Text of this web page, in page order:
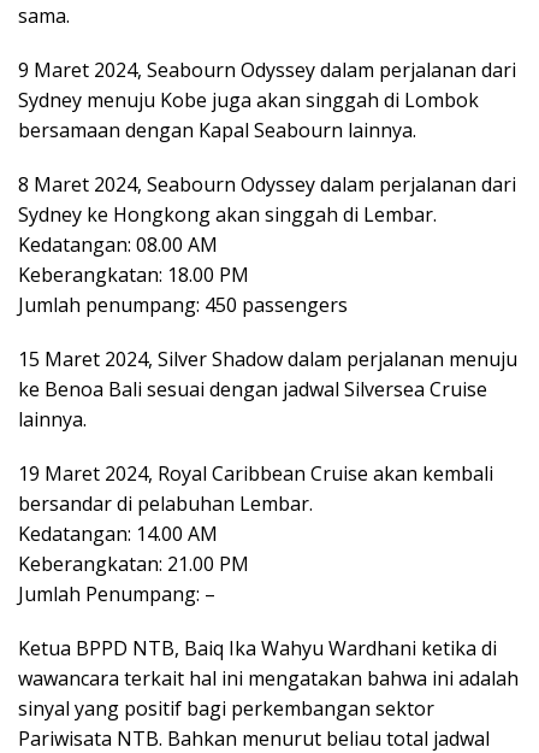
sama.
9 Maret 2024, Seabourn Odyssey dalam perjalanan dari
Sydney menuju Kobe juga akan singgah di Lombok
bersamaan dengan Kapal Seabourn lainnya.
8 Maret 2024, Seabourn Odyssey dalam perjalanan dari
Sydney ke Hongkong akan singgah di Lembar.
Kedatangan: 08.00 AM
Keberangkatan: 18.00 PM
Jumlah penumpang: 450 passengers
15 Maret 2024, Silver Shadow dalam perjalanan menuju
ke Benoa Bali sesuai dengan jadwal Silversea Cruise
lainnya.
19 Maret 2024, Royal Caribbean Cruise akan kembali
bersandar di pelabuhan Lembar.
Kedatangan: 14.00 AM
Keberangkatan: 21.00 PM
Jumlah Penumpang: –
Ketua BPPD NTB, Baiq Ika Wahyu Wardhani ketika di
wawancara terkait hal ini mengatakan bahwa ini adalah
sinyal yang positif bagi perkembangan sektor
Pariwisata NTB. Bahkan menurut beliau total jadwal